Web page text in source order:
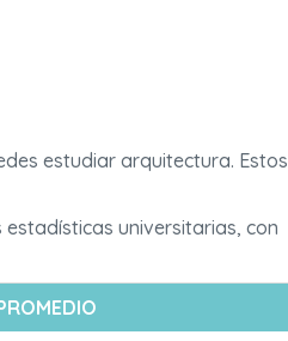
estudiar arquitectura. Estos
estadísticas universitarias, con